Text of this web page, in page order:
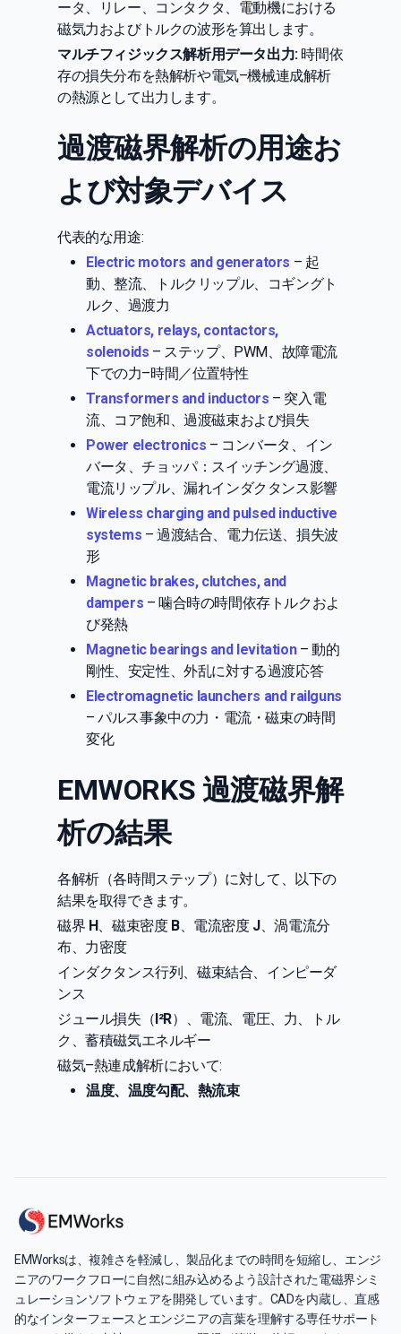
ータ、リレー、コンタクタ、電動機における
磁気力およびトルクの波形を算出します。
マルチフィジックス解析用データ出力: 時間依
存の損失分布を熱解析や電気–機械連成解析
の熱源として出力します。
過渡磁界解析の用途お
よび対象デバイス
代表的な用途:
Electric motors and generators – 起
動、整流、トルクリップル、コギングト
ルク、過渡力
Actuators, relays, contactors,
solenoids – ステップ、PWM、故障電流
下での力–時間／位置特性
Transformers and inductors – 突入電
流、コア飽和、過渡磁束および損失
Power electronics – コンバータ、イン
バータ、チョッパ：スイッチング過渡、
電流リップル、漏れインダクタンス影響
Wireless charging and pulsed inductive
systems – 過渡結合、電力伝送、損失波
形
Magnetic brakes, clutches, and
dampers – 噛合時の時間依存トルクおよ
び発熱
Magnetic bearings and levitation– 動的
剛性、安定性、外乱に対する過渡応答
Electromagnetic launchers and railguns
– パルス事象中の力・電流・磁束の時間
変化
EMWORKS 過渡磁界解
析の結果
各解析（各時間ステップ）に対して、以下の
結果を取得できます。
磁界 H 、磁束密度 B、電流密度 J、渦電流分
布、力密度
インダクタンス行列、磁束結合、インピーダ
ンス
ジュール損失（ I²R）、電流、電圧、力、トル
ク、蓄積磁気エネルギー
磁気–熱連成解析において:
温度、温度勾配、熱流束
EMWorksは、複雑さを軽減し、製品化までの時間を短縮し、エンジ
ニアのワークフローに自然に組み込めるよう設計された電磁界シミ
ュレーションソフトウェアを開発しています。CADを内蔵し、直感
的なインターフェースとエンジニアの言葉を理解する専任サポート